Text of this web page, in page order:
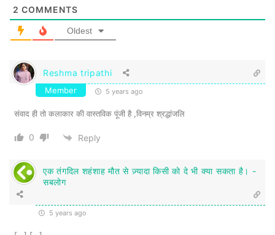
के जगत के ध्रुवतारे के रूप में उनका उदय
कहलायेगा। दिलीप कुमार की फ़िल्मों के चरित्र और
संवाद हमारे सांस्कृतिक जीवन का अभिन्न अंग बन
चुके हैं। हम जानते हैं कि उनकी मृत्यु के इस मौक़े पर
उन सब पर काफ़ी चर्चा होगी। उनका स्मरण हमारे
सांस्कृतिक नवीकरण का हेतु बने, इसी भावना के साथ
हम उन्हें अपनी हार्दिक श्रद्धांजलि अर्पित करते हैं और
उनके सभी परिजनों के प्रति अपनी संवेदना प्रेषित
करते हैं।
2 COMMENTS
Oldest
Reshma tripathi
Member 5 years ago
संवाद ही तो कलाकार की वास्तविक पूंजी है ,विनम्र श्रद्धांजलि
0 Reply
एक तंगदिल शहंशाह मौत से ज़्यादा किसी को दे भी क्या सकता है। -
सबलोग
5 years ago